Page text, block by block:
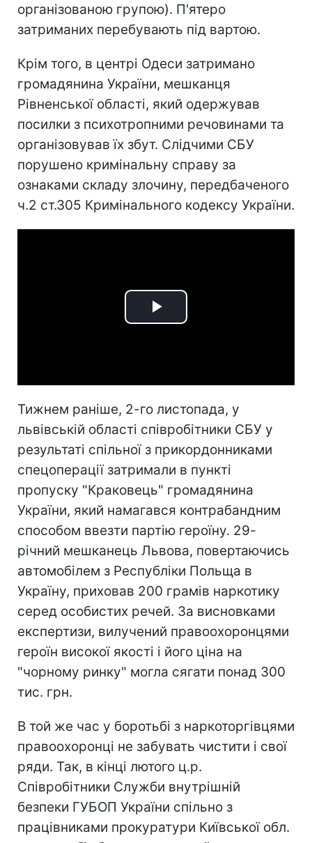
організованою групою). П'ятеро
затриманих перебувають під вартою.
Крім того, в центрі Одеси затримано
громадянина України, мешканця
Рівненської області, який одержував
посилки з психотропними речовинами та
організовував їх збут. Слідчими СБУ
порушено кримінальну справу за
ознаками складу злочину, передбаченого
ч.2 ст.305 Кримінального кодексу України.
Play
Тижнем раніше, 2-го листопада, у
львівській області співробітники СБУ у
результаті спільної з прикордонниками
спецоперації затримали в пункті
пропуску "Краковець" громадянина
України, який намагався контрабандним
способом ввезти партію героїну. 29-
річний мешканець Львова, повертаючись
автомобілем з Республіки Польща в
Україну, приховав 200 грамів наркотику
серед особистих речей. За висновками
експертизи, вилучений правоохоронцями
героїн високої якості і його ціна на
"чорному ринку" могла сягати понад 300
тис. грн.
В той же час у боротьбі з наркоторгівцями
правоохоронці не забувать чистити і свої
ряди. Так, в кінці лютого ц.р.
Співробітники Служби внутрішній
безпеки ГУБОП України спільно з
працівниками прокуратури Київської обл.